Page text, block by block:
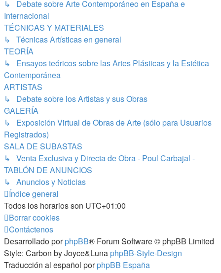
↳ Debate sobre Arte Contemporáneo en España e
Internacional
TÉCNICAS Y MATERIALES
↳ Técnicas Artísticas en general
TEORÍA
↳ Ensayos teóricos sobre las Artes Plásticas y la Estética
Contemporánea
ARTISTAS
↳ Debate sobre los Artistas y sus Obras
GALERÍA
↳ Exposición Virtual de Obras de Arte (sólo para Usuarios
Registrados)
SALA DE SUBASTAS
↳ Venta Exclusiva y Directa de Obra - Poul Carbajal -
TABLÓN DE ANUNCIOS
↳ Anuncios y Noticias
Índice general
Todos los horarios son UTC+01:00
Borrar cookies
Contáctenos
Desarrollado porphpBB® Forum Software © phpBB Limited
Style: Carbon by Joyce&Luna phpBB-Style-Design
Traducción al español porphpBB España